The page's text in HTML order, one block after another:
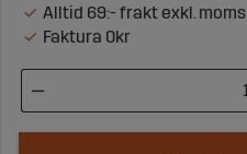
Alltid 69:- frakt exkl. moms
Faktura 0kr